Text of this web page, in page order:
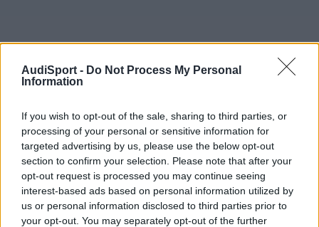
AudiSport - Do Not Process My Personal
Information
If you wish to opt-out of the sale, sharing to third parties, or
processing of your personal or sensitive information for
targeted advertising by us, please use the below opt-out
section to confirm your selection. Please note that after your
opt-out request is processed you may continue seeing
interest-based ads based on personal information utilized by
us or personal information disclosed to third parties prior to
your opt-out. You may separately opt-out of the further